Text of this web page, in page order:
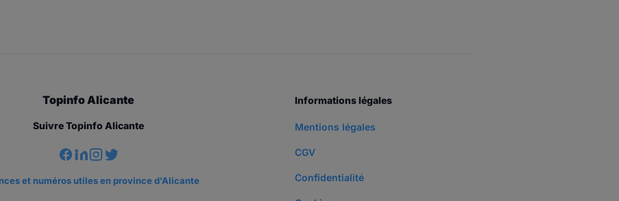
Topinfo Alicante
Suivre Topinfo Alicante
et numéros utiles en province d'Alicante
Informations légales
Mentions légales
CGV
Confidentialité